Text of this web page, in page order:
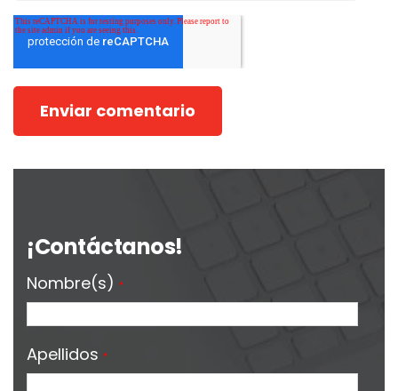
¡Contáctanos!
Nombre(s) *
Apellidos *